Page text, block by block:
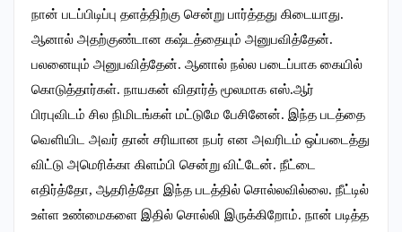
நான் படப்பிடிப்பு தளத்திற்கு சென்று பார்த்தது கிடையாது.
ஆனால் அதற்குண்டான கஷ்டத்தையும் அனுபவித்தேன்.
பலனையும் அனுபவித்தேன். ஆனால் நல்ல படைப்பாக கையில்
கொடுத்தார்கள். நாயகன் விதார்த் மூலமாக எஸ்.ஆர்
பிரபுவிடம் சில நிமிடங்கள் மட்டுமே பேசினேன். இந்த படத்தை
வெளியிட அவர் தான் சரியான நபர் என அவரிடம் ஒப்படைத்து
விட்டு அமெரிக்கா கிளம்பி சென்று விட்டேன். நீட்டை
எதிர்த்தோ, ஆதரித்தோ இந்த படத்தில் சொல்லவில்லை. நீட்டில்
உள்ள உண்மைகளை இதில் சொல்லி இருக்கிறோம். நான் படித்த